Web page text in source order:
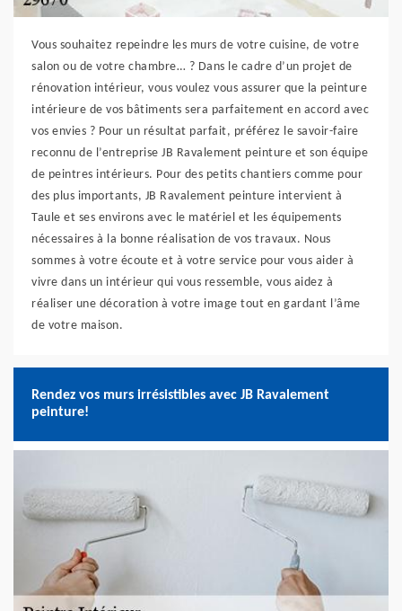
Vous souhaitez repeindre les murs de votre cuisine, de votre
salon ou de votre chambre… ? Dans le cadre d’un projet de
rénovation intérieur, vous voulez vous assurer que la peinture
intérieure de vos bâtiments sera parfaitement en accord avec
vos envies ? Pour un résultat parfait, préférez le savoir-faire
reconnu de l’entreprise JB Ravalement peinture et son équipe
de peintres intérieurs. Pour des petits chantiers comme pour
des plus importants, JB Ravalement peinture intervient à
Taule et ses environs avec le matériel et les équipements
nécessaires à la bonne réalisation de vos travaux. Nous
sommes à votre écoute et à votre service pour vous aider à
vivre dans un intérieur qui vous ressemble, vous aidez à
réaliser une décoration à votre image tout en gardant l’âme
de votre maison.
Rendez vos murs irrésistibles avec JB Ravalement
peinture!